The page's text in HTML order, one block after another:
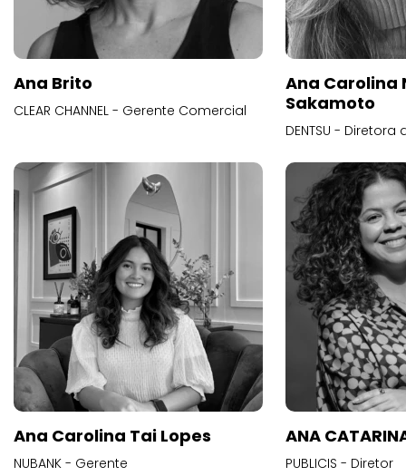
Ana Brito
CLEAR CHANNEL - Gerente Comercial
Ana Carolina
Sakamoto
DENTSU -
Ana Carolina Tai Lopes
NUBANK - Gerente
ANA
PUBLICIS - Diretor